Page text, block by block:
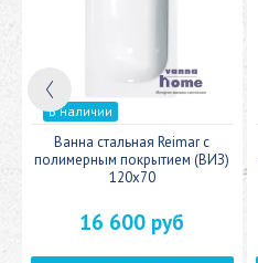
В наличии
Ванна стальная Reimar с
полимерным покрытием (ВИЗ)
120x70
16 600 руб